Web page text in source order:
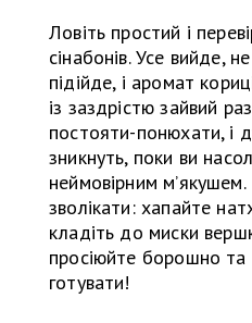
Ловіть простий і
сінабонів. Усе вийде,
підійде, і аромат
із заздрістю зайвий
постояти-понюхати, і
зникнуть, поки ви
неймовірним
зволікати: хапайте
кладіть до миски
просіюйте борошно
готувати!